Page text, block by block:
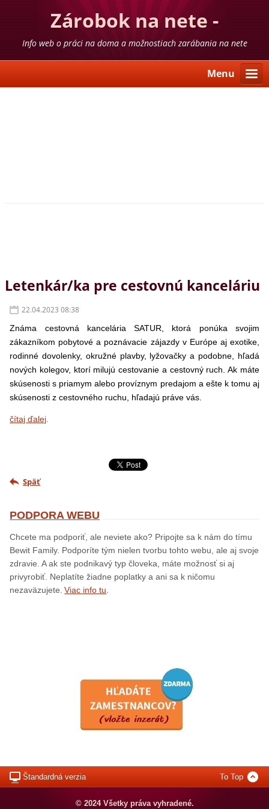
Zárobok na nete -
skúsenosti
Info web o práci na doma a možnostiach zarábania na nete
Menu
Letenkár/ka pre cestovnú kanceláriu
22.04.2023 08:38
Známa cestovná kancelária SATUR, ktorá ponúka svojim
zákazníkom pobytové a poznávacie zájazdy v Európe aj exotike,
rodinné dovolenky, okružné plavby, lyžovačky a podobne, hľadá
nových kolegov, ktorí milujú cestovanie a cestovný ruch. Ak máte
skúsenosti s priamym alebo províznym predajom a ešte k tomu aj
skúsenosti z cestovného ruchu, hľadajú práve vás.
čítaj ďalej
Späť
PODPORA WEBU
Chcete ma podporiť, ale neviete ako? Pripojte sa k nám do tímu
Bewit Family. Podporíte tým nielen tvorbu tohto webu, ale aj svoje
zdravie. A ak ste podnikavý typ človeka, máte možnosť si aj
privyrobiť. Neplatíte žiadne poplatky a ani sa k ničomu
nezaväzujete. Viac info tu.
Štandardná verzia To Top
© 2024 Všetky práva vyhradené.